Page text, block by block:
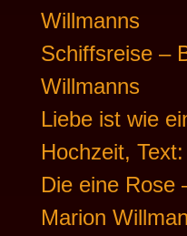
Willmanns
Schiffsreise –
Willmanns
Liebe ist wie
Hochzeit,
Die eine Rose
Marion